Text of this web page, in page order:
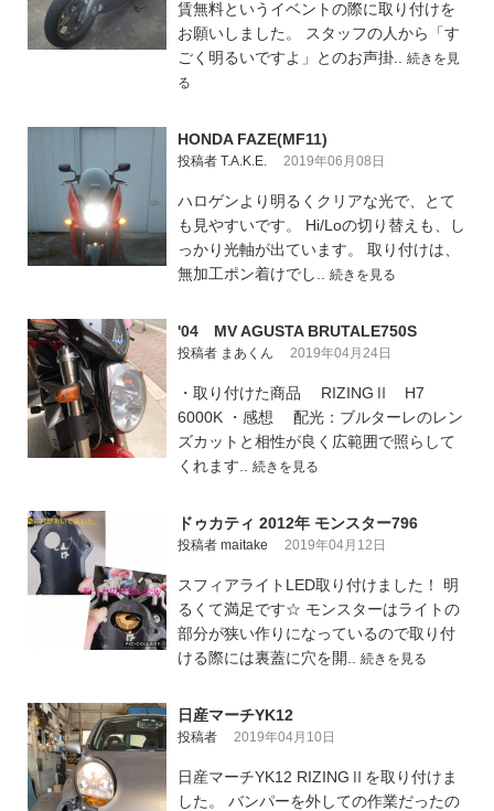
賃無料というイベントの際に取り付けを
お願いしました。 スタッフの人から「す
ごく明るいですよ」とのお声掛.. 続きを見
る
HONDA FAZE(MF11)
投稿者 T.A.K.E. 2019年06月08日
ハロゲンより明るくクリアな光で、とて
も見やすいです。 Hi/Loの切り替えも、し
っかり光軸が出ています。 取り付けは、
無加工ポン着けでし.. 続きを見る
'04 MV AGUSTA BRUTALE750S
投稿者 まあくん 2019年04月24日
・取り付けた商品 RIZINGⅡ H7
6000K ・感想 配光：ブルターレのレン
ズカットと相性が良く広範囲で照らして
くれます.. 続きを見る
ドゥカティ 2012年 モンスター796
投稿者 maitake 2019年04月12日
スフィアライトLED取り付けました！ 明
るくて満足です☆ モンスターはライトの
部分が狭い作りになっているので取り付
ける際には裏蓋に穴を開.. 続きを見る
日産マーチYK12
投稿者 2019年04月10日
日産マーチYK12 RIZINGⅡを取り付けま
した。 バンパーを外しての作業だったの